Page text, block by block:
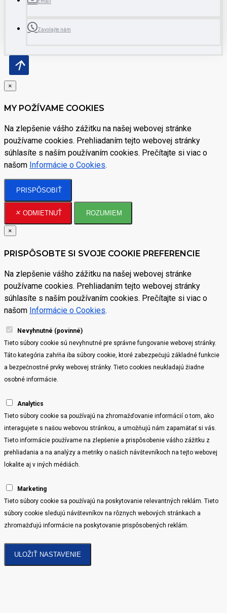
Email
Zavolajte nám
×
MY POŽÍVAME COOKIES
Na zlepšenie vášho zážitku na našej webovej stránke
používame cookies. Prehliadaním tejto webovej stránky
súhlasíte s naším používaním cookies. Prečítajte si viac o
našom Informácie o Cookies.
PRISPÔSOBIŤ
ODMIETNUŤ ROZUMIEM
×
PRISPÔSOBTE SI SVOJE COOKIE PREFERENCIE
Na zlepšenie vášho zážitku na našej webovej stránke
používame cookies. Prehliadaním tejto webovej stránky
súhlasíte s naším používaním cookies. Prečítajte si viac o
našom Informácie o Cookies.
Nevyhnutné (povinné)
Tieto súbory cookie sú nevyhnutné pre správne fungovanie webovej stránky.
Táto kategória zahŕňa iba súbory cookie, ktoré zabezpečujú základné funkcie
a bezpečnostné prvky webovej stránky. Tieto cookies neukladajú žiadne
osobné informácie.
Analytics
Tieto súbory cookie sa používajú na zhromažďovanie informácií o tom, ako
interagujete s našou webovou stránkou, a umožňujú nám zapamätať si vás.
Tieto informácie používame na zlepšenie a prispôsobenie vášho zážitku z
prehliadania a na analýzy a metriky o našich návštevníkoch na tejto webovej
lokalite aj v iných médiách.
Marketing
Tieto súbory cookie sa používajú na poskytovanie relevantných reklám. Tieto
súbory cookie sledujú návštevníkov na rôznych webových stránkach a
zhromažďujú informácie na poskytovanie prispôsobených reklám.
ULOŽIŤ NASTAVENIE